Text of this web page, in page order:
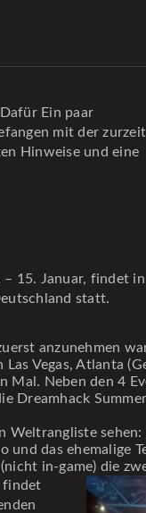
Ein paar
mit der zurzeit
Hinweise und eine
– 15. Januar, findet in
statt.
anzunehmen
Vegas, Atlanta
Mal. Neben den 4
Dreamhack
Weltrangliste
das ehemalige
in-game) die
findet